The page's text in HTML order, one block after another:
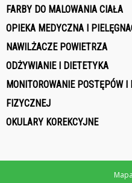
FARBY DO MALOWANIA CIAŁA
OPIEKA MEDYCZNA I
NAWILŻACZE POWIETRZA
ODŻYWIANIE I DIETETYKA
MONITOROWANIE POSTĘPÓW
FIZYCZNEJ
OKULARY KOREKCYJNE